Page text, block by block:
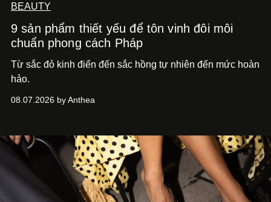
BEAUTY
9 sản phẩm thiết yếu để tôn vinh đôi môi
chuẩn phong cách Pháp
Từ sắc đỏ kinh điển đến sắc hồng tự nhiên đến mức hoàn
hảo.
08.07.2026 by Anthea